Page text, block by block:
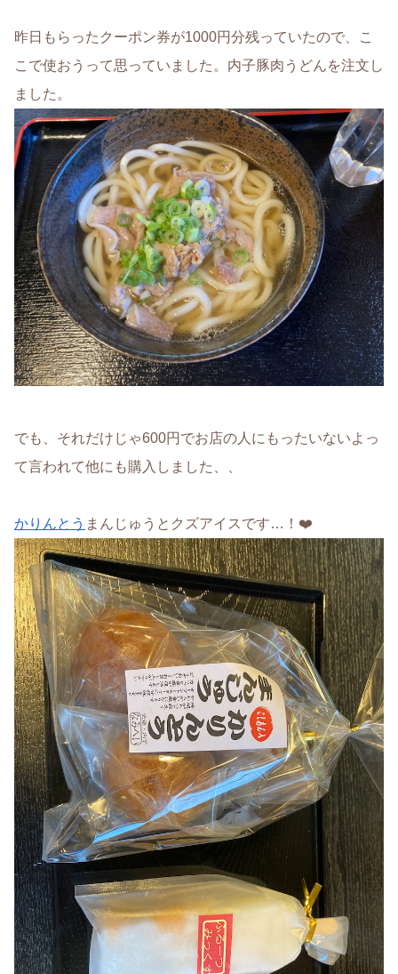
昨日もらったクーポン券が1000円分残っていたので、こ
こで使おうって思っていました。内子豚肉うどんを注文し
ました。
でも、それだけじゃ600円でお店の人にもったいないよっ
て言われて他にも購入しました、、
かりんとう まんじゅうとクズアイスです…！❤️